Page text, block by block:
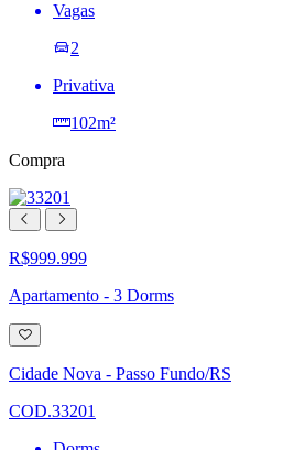
Vagas
2
Privativa
102m²
Compra
R$999.999
Apartamento - 3 Dorms
Adicionar
à
lista
de
Cidade Nova - Passo Fundo/RS
COD.33201